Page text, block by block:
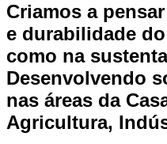
Criamos a
e durabilidade
como na
Desenvolvendo
nas áreas da
Agricultura,